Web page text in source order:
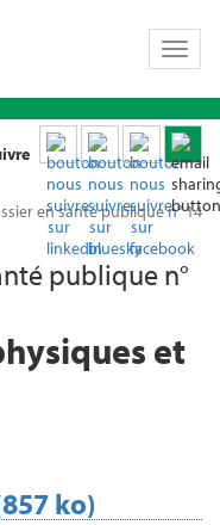
Toggle
en santé publique n° 14
publique n°
et
ko)